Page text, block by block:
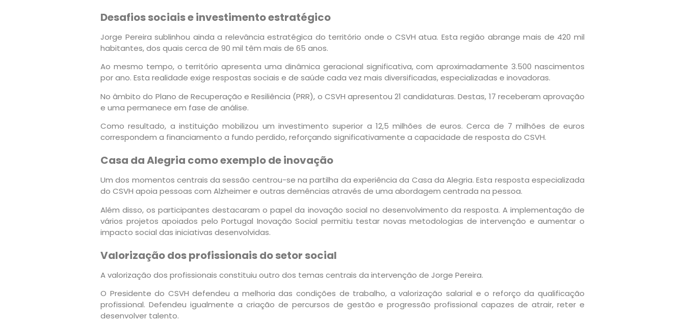
Desafios sociais e investimento estratégico
Jorge Pereira sublinhou ainda a relevância estratégica do território onde o CSVH atua. Esta região abrange mais de 420 mil
habitantes, dos quais cerca de 90 mil têm mais de 65 anos.
Ao mesmo tempo, o território apresenta uma dinâmica geracional significativa, com aproximadamente 3.500 nascimentos
por ano. Esta realidade exige respostas sociais e de saúde cada vez mais diversificadas, especializadas e inovadoras.
No âmbito do Plano de Recuperação e Resiliência (PRR), o CSVH apresentou 21 candidaturas. Destas, 17 receberam aprovação
e uma permanece em fase de análise.
Como resultado, a instituição mobilizou um investimento superior a 12,5 milhões de euros. Cerca de 7 milhões de euros
correspondem a financiamento a fundo perdido, reforçando significativamente a capacidade de resposta do CSVH.
Casa da Alegria como exemplo de inovação
Um dos momentos centrais da sessão centrou-se na partilha da experiência da Casa da Alegria. Esta resposta especializada
do CSVH apoia pessoas com Alzheimer e outras demências através de uma abordagem centrada na pessoa.
Além disso, os participantes destacaram o papel da inovação social no desenvolvimento da resposta. A implementação de
vários projetos apoiados pelo Portugal Inovação Social permitiu testar novas metodologias de intervenção e aumentar o
impacto social das iniciativas desenvolvidas.
Valorização dos profissionais do setor social
A valorização dos profissionais constituiu outro dos temas centrais da intervenção de Jorge Pereira.
O Presidente do CSVH defendeu a melhoria das condições de trabalho, a valorização salarial e o reforço da qualificação
profissional. Defendeu igualmente a criação de percursos de gestão e progressão profissional capazes de atrair, reter e
desenvolver talento.